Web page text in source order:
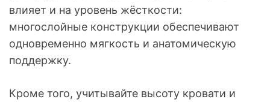
влияет и на уровень жёсткости:
многослойные конструкции обеспечивают
одновременно мягкость и анатомическую
поддержку.
Кроме того, учитывайте высоту кровати и